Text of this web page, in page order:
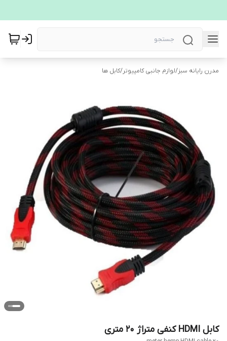
مدرن رایانه سبز/لوازم جانبی کامپیوتر/کابل ها
کابل HDMI کنفی متراژ 20 متری